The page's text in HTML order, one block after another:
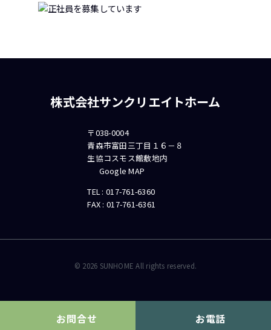
お問合せ お電話
株式会社サンクリエイトホーム
〒038-0004
青森市富田三丁目１６－８
生協コスモス館敷地内
Google MAP
TEL : 017-761-6360
FAX : 017-761-6361
© 2026 SUNHOME All rights reserved.